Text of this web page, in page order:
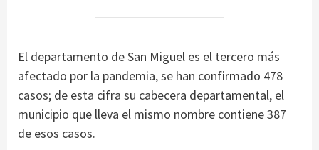
El departamento de San Miguel es el tercero más
afectado por la pandemia, se han confirmado 478
casos; de esta cifra su cabecera departamental, el
municipio que lleva el mismo nombre contiene 387
de esos casos.